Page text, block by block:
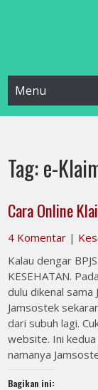
Menu
Tag:e-
Cara Online
4 Komentar |
Kalau dengar
KESEHATAN.
dulu dikenal sama
Jamsostek
dari subuh lagi.
website. Ini kedua
namanya
Bagikan ini: